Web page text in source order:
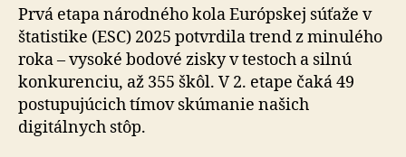
postúpilo
49
tímov,
ktoré
Prvá etapa národného kola Európskej súťaže v
štatistike (ESC) 2025 potvrdila trend z minulého
roka – vysoké bodové zisky v testoch a silnú
konkurenciu, až 355 škôl. V 2. etape čaká 49
postupujúcich tímov skúmanie našich
digitálnych stôp.